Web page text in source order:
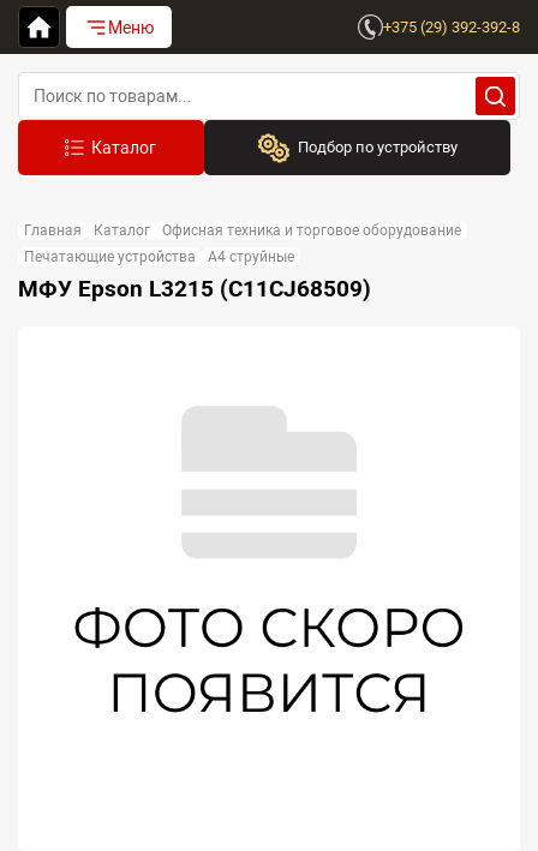
Меню +375 (29) 392-392-8
Подбор по устройству
Выберите бренд
Устройство:
Главная Каталог
Офисная техника и торговое оборудование
Печатающие устройства
A4 струйные
МФУ Epson L3215 (C11CJ68509)